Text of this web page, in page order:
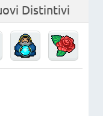
Distintivi